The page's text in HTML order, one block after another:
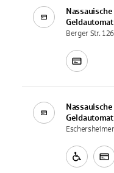
Geldautomat
Berger Str.
Geldautomat